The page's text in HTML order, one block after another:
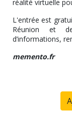
réalité virtuelle
L'entrée est
Réunion et
d’informations,
memento.fr